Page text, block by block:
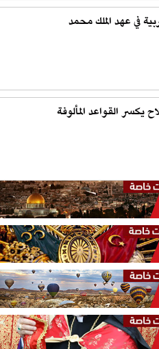
في عهد الملك محمد
يكسر القواعد المألوفة